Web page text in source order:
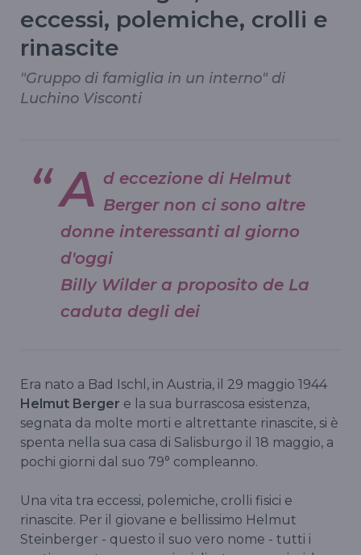
eccessi, polemiche, crolli e
rinascite
"Gruppo di famiglia in un interno" di
Luchino Visconti
A d eccezione di Helmut
Berger non ci sono altre
donne interessanti al giorno
d'oggi
Billy Wilder a proposito de La
caduta degli dei
Era nato a Bad Ischl, in Austria, il 29 maggio 1944
Helmut Berger e la sua burrascosa esistenza,
segnata da molte morti e altrettante rinascite, si è
spenta nella sua casa di Salisburgo il 18 maggio, a
pochi giorni dal suo 79° compleanno.
Una vita tra eccessi, polemiche, crolli fisici e
rinascite. Per il giovane e bellissimo Helmut
Steinberger - questo il suo vero nome - tutti i